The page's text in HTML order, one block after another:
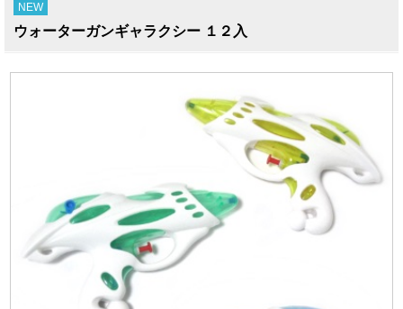
NEW
ウォーターガンギャラクシー １２入